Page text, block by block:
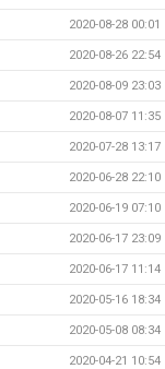
2020-08-28 00:01
2020-08-26 22:54
2020-08-09 23:03
2020-08-07 11:35
2020-07-28 13:17
2020-06-28 22:10
2020-06-19 07:10
2020-06-17 23:09
2020-06-17 11:14
2020-05-16 18:34
2020-05-08 08:34
2020-04-21 10:54